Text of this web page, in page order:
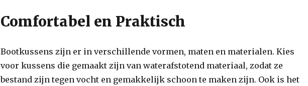
Comfortabel en Praktisch
Bootkussens zijn er in verschillende vormen, maten en materialen. Kies
voor kussens die gemaakt zijn van waterafstotend materiaal, zodat ze
bestand zijn tegen vocht en gemakkelijk schoon te maken zijn. Ook is het